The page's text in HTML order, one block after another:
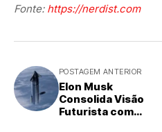
Fonte: https://nerdist.com
POSTAGEM ANTERIOR
Elon Musk
Consolida Visão
Futurista com